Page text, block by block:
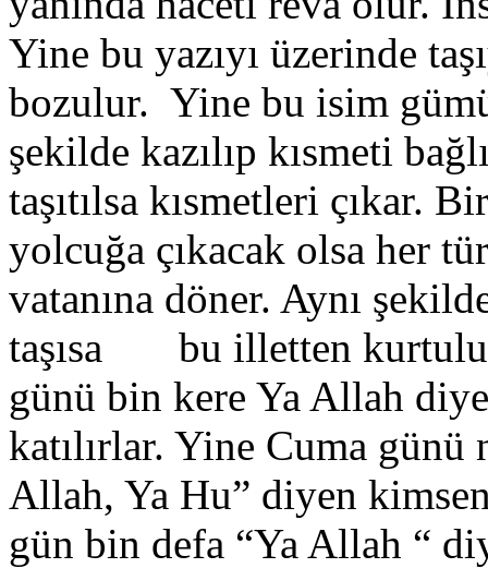
Yine bu yazıyı üzerinde
bozulur. Yine bu isim
şekilde kazılıp kısmeti
taşıtılsa kısmetleri çıkar.
yolcuğa çıkacak olsa her
vatanına döner. Aynı
taşısa bu illetten
günü bin kere Ya Allah
katılırlar. Yine Cuma günü
Allah, Ya Hu” diyen
gün bin defa “Ya Allah “